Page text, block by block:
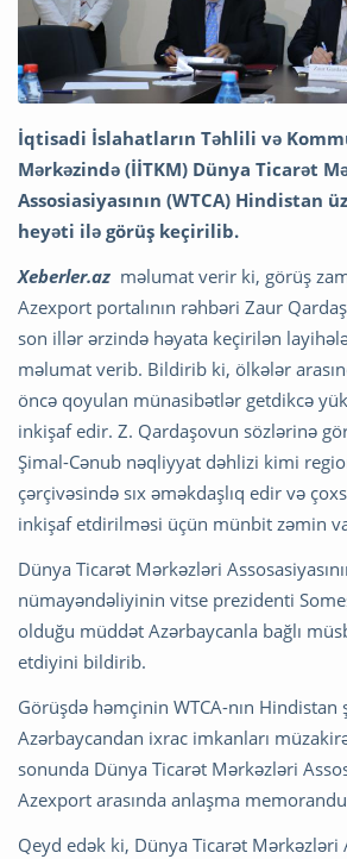
İqtisadi İslahatların Təhlili və
Mərkəzində (İİTKM) Dünya Ticarət
Assosiasiyasının (WTCA) Hindistan
heyəti ilə görüş keçirilib.
Xeberler.az məlumat verir ki, görüş
Azexport portalının rəhbəri Zaur
son illər ərzində həyata keçirilən
məlumat verib. Bildirib ki, ölkələr
öncə qoyulan münasibətlər getdikcə
inkişaf edir. Z. Qardaşovun sözlərinə
Şimal-Cənub nəqliyyat dəhlizi kimi
çərçivəsində sıx əməkdaşlıq edir və
inkişaf etdirilməsi üçün münbit zəmin
Dünya Ticarət Mərkəzləri
nümayəndəliyinin vitse prezidenti
olduğu müddət Azərbaycanla bağlı
etdiyini bildirib.
Görüşdə həmçinin WTCA-nın Hindistan
Azərbaycandan ixrac imkanları
sonunda Dünya Ticarət Mərkəzləri
Azexport arasında anlaşma
Qeyd edək ki, Dünya Ticarət Mərkəzləri